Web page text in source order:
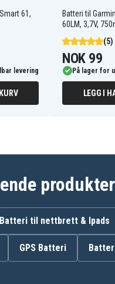
61,
levering
Batteri til
60LM, 3,7V,
(5)
NOK 99
På lager for
LEGG I
produkter
Batteri til nettbrett & Ipads
GPS Batteri